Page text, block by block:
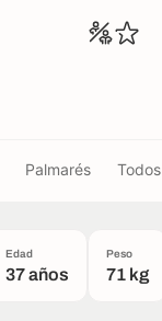
Palmarés
Edad
37 años
Peso
71 kg